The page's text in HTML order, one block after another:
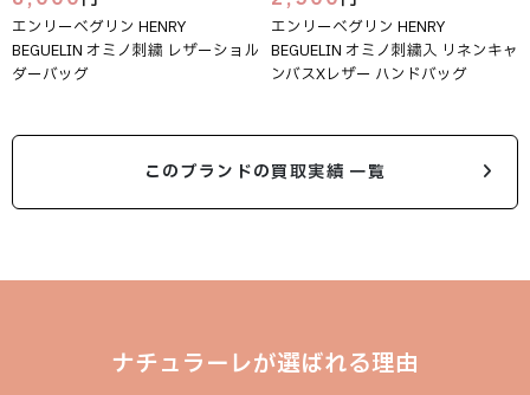
エンリーベグリン HENRY
BEGUELIN オミノ刺繍 レザーショル
ダーバッグ
エンリーベグリン HENRY
BEGUELIN オミノ刺繍入 リネンキャ
ンバスXレザー ハンドバッグ
このブランドの買取実績 一覧
ナチュラーレが選ばれる理由